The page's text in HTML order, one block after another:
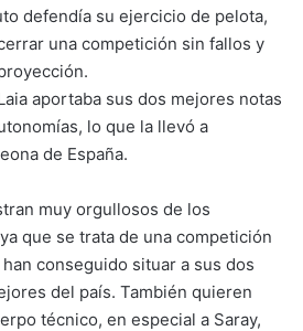
defendía su ejercicio de pelota,
una competición sin fallos y
aportaba sus dos mejores notas
lo que la llevó a
de España.
muy orgullosos de los
que se trata de una competición
conseguido situar a sus dos
del país. También quieren
técnico, en especial a Saray,